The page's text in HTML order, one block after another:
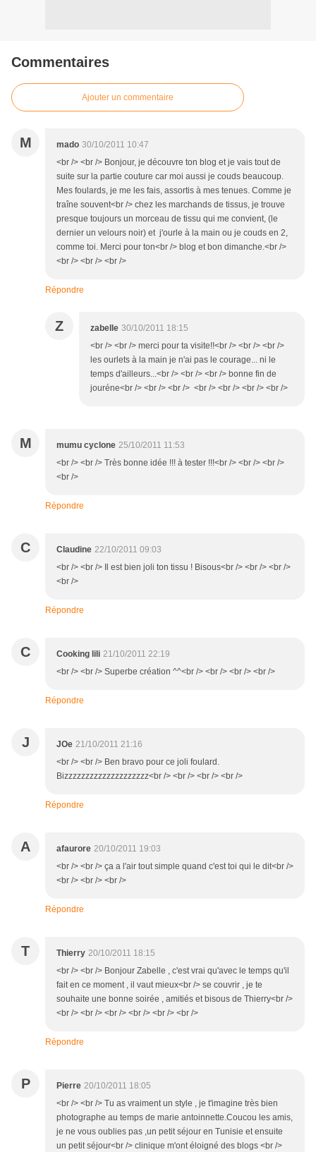
Commentaires
Ajouter un commentaire
M mado 30/10/2011 10:47
<br /> <br /> Bonjour, je découvre ton blog et je vais tout de
suite sur la partie couture car moi aussi je couds beaucoup.
Mes foulards, je me les fais, assortis à mes tenues. Comme je
traîne souvent<br /> chez les marchands de tissus, je trouve
presque toujours un morceau de tissu qui me convient, (le
dernier un velours noir) et j'ourle à la main ou je couds en 2,
comme toi. Merci pour ton<br /> blog et bon dimanche.<br />
<br /> <br /> <br />
Répondre
Z zabelle 30/10/2011 18:15
<br /> <br /> merci pour ta visite!!<br /> <br /> <br />
les ourlets à la main je n'ai pas le courage... ni le
temps d'ailleurs...<br /> <br /> <br /> bonne fin de
jouréne<br /> <br /> <br /> <br /> <br /> <br /> <br />
M mumu cyclone 25/10/2011 11:53
<br /> <br /> Très bonne idée !!! à tester !!!<br /> <br /> <br />
<br />
Répondre
C Claudine 22/10/2011 09:03
<br /> <br /> Il est bien joli ton tissu ! Bisous<br /> <br /> <br />
<br />
Répondre
C Cooking lili 21/10/2011 22:19
<br /> <br /> Superbe création ^^<br /> <br /> <br /> <br />
Répondre
J JOe 21/10/2011 21:16
<br /> <br /> Ben bravo pour ce joli foulard.
Bizzzzzzzzzzzzzzzzzzzz<br /> <br /> <br /> <br />
Répondre
A afaurore 20/10/2011 19:03
<br /> <br /> ça a l'air tout simple quand c'est toi qui le dit<br />
<br /> <br /> <br />
Répondre
T Thierry 20/10/2011 18:15
<br /> <br /> Bonjour Zabelle , c'est vrai qu'avec le temps qu'il
fait en ce moment , il vaut mieux<br /> se couvrir , je te
souhaite une bonne soirée , amitiés et bisous de Thierry<br />
<br /> <br /> <br /> <br /> <br /> <br />
Répondre
P Pierre 20/10/2011 18:05
<br /> <br /> Tu as vraiment un style , je t'imagine très bien
photographe au temps de marie antoinnette.Coucou les amis,
je ne vous oublies pas ,un petit séjour en Tunisie et ensuite
un petit séjour<br /> clinique m'ont éloigné des blogs <br />